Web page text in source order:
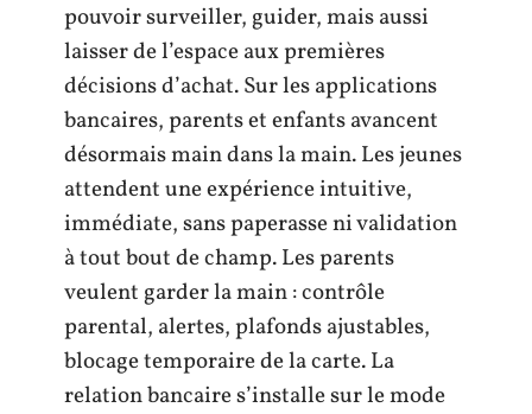
pouvoir surveiller, guider, mais aussi
laisser de l’espace aux premières
décisions d’achat. Sur les applications
bancaires, parents et enfants avancent
désormais main dans la main. Les jeunes
attendent une expérience intuitive,
immédiate, sans paperasse ni validation
à tout bout de champ. Les parents
veulent garder la main : contrôle
parental, alertes, plafonds ajustables,
blocage temporaire de la carte. La
relation bancaire s’installe sur le mode